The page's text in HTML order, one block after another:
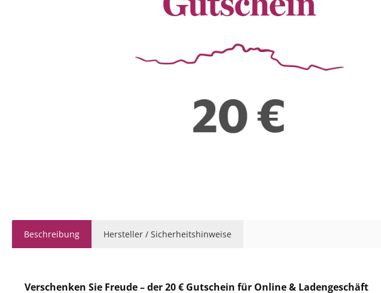
Beschreibung Hersteller / Sicherheitshinweise
Verschenken Sie Freude – der 20 € Gutschein für Online & Ladengeschäft